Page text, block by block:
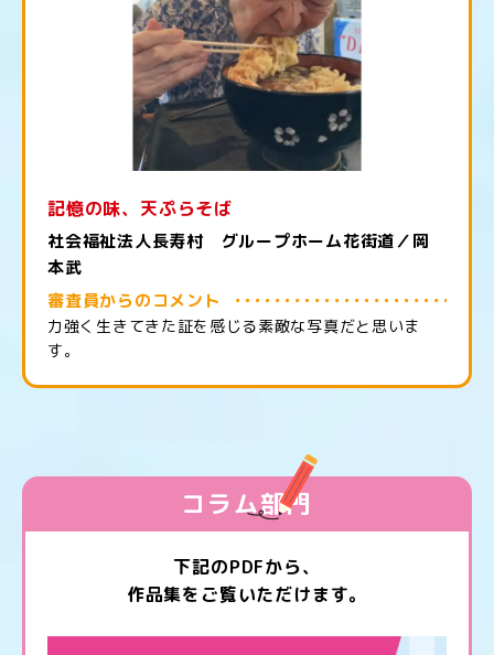
記憶の味、天ぷらそば
社会福祉法人長寿村 グループホーム花街道／岡
本武
審査員からのコメント
力強く生きてきた証を感じる素敵な写真だと思いま
す。
コラム部門
下記のPDFから、
作品集をご覧いただけます。